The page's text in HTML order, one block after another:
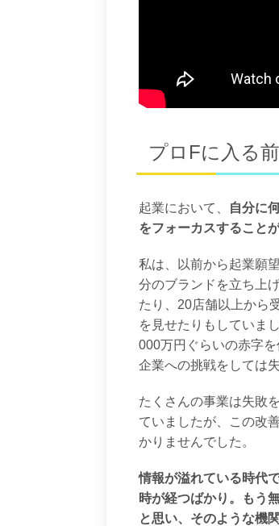
プロFに入る
起業において、
自分に
をフォーカスすること
私は、以前から起業願
分のブランドを立ち上
たり、20店舗以上から
を見せたりもしていま
000万円ぐらいの赤字
企業への挑戦をしては
たくさんの事業は失敗
ていましたが、この改
かりませんでした。
情報が溢れている時代
時が経つばかり。もう
と思い、そのような機